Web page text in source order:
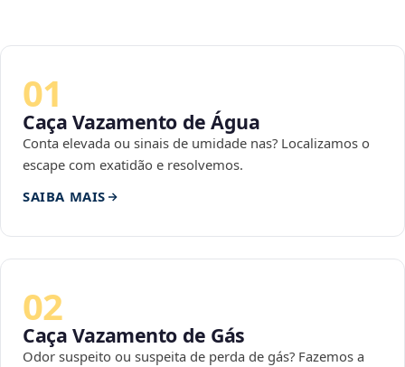
01
Caça Vazamento de Água
Conta elevada ou sinais de umidade nas? Localizamos o
escape com exatidão e resolvemos.
SAIBA MAIS
02
Caça Vazamento de Gás
Odor suspeito ou suspeita de perda de gás? Fazemos a